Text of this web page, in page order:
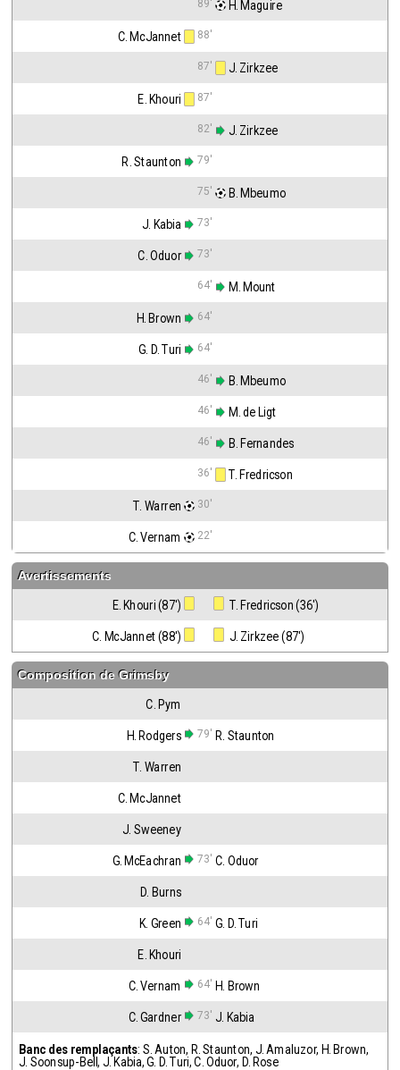
89' H. Maguire
C. McJannet 88'
87' J. Zirkzee
E. Khouri 87'
82' J. Zirkzee
R. Staunton 79'
75' B. Mbeumo
J. Kabia 73'
C. Oduor 73'
64' M. Mount
H. Brown 64'
G. D. Turi 64'
46' B. Mbeumo
46' M. de Ligt
46' B. Fernandes
36' T. Fredricson
T. Warren 30'
C. Vernam 22'
Avertissements
E. Khouri (87') T. Fredricson (36')
C. McJannet (88') J. Zirkzee (87')
Composition deGrimsby
C. Pym
H. Rodgers 79' R. Staunton
T. Warren
C. McJannet
J. Sweeney
G. McEachran 73' C. Oduor
D. Burns
K. Green 64' G. D. Turi
E. Khouri
C. Vernam 64' H. Brown
C. Gardner 73' J. Kabia
Banc des remplaçants: S. Auton, R. Staunton, J. Amaluzor, H. Brown,
J. Soonsup-Bell, J. Kabia,G. D. Turi,C. Oduor, D. Rose